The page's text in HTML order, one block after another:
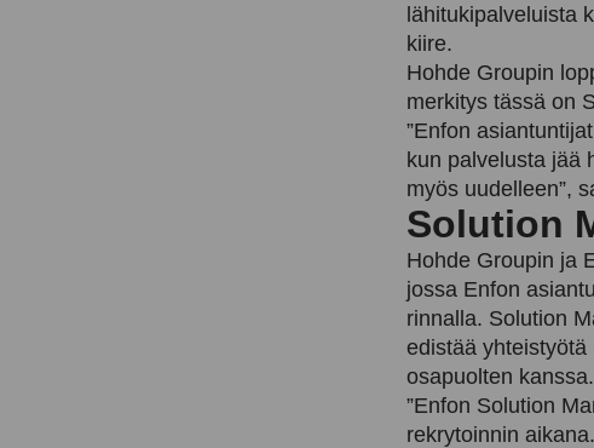
lähitukipalveluista
kiire.
Hohde Groupin
merkitys tässä on
”Enfon
kun palvelusta jää
myös uudelleen”,
Solution
Hohde Groupin ja
jossa Enfon
rinnalla. Solution
edistää
osapuolten kanssa.
”Enfon Solution
rekrytoinnin